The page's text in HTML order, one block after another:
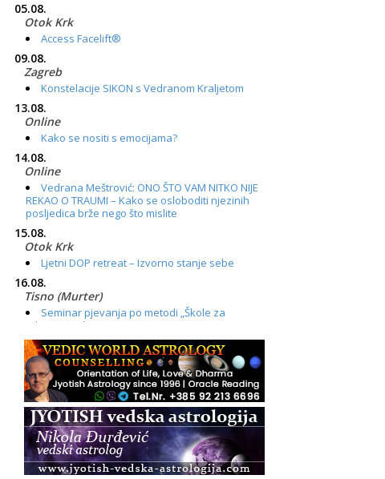
05.08.
Otok Krk
Access Facelift®
09.08.
Zagreb
Konstelacije SIKON s Vedranom Kraljetom
13.08.
Online
Kako se nositi s emocijama?
14.08.
Online
Vedrana Meštrović: ONO ŠTO VAM NITKO NIJE
REKAO O TRAUMI – Kako se osloboditi njezinih
posljedica brže nego što mislite
15.08.
Otok Krk
Ljetni DOP retreat – Izvorno stanje sebe
16.08.
Tisno (Murter)
Seminar pjevanja po metodi „Škole za
otkrivanje glasa“
20.08.
Online
Radionica: Pomagači iz drugih dimenzija Online
– otvoreno za sve
21.08.
Zagreb+Online
Osnovni ThetaHealing® tečaj, Zagreb i Online
22.08.
Pula